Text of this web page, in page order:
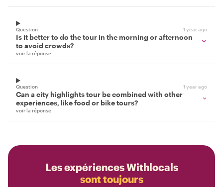
Question 1 year ago
Is it better to do the tour in the morning or afternoon
to avoid crowds?
voir la réponse
Question 1 year ago
Can a city highlights tour be combined with other
experiences, like food or bike tours?
voir la réponse
Les expériences Withlocals
sont toujours